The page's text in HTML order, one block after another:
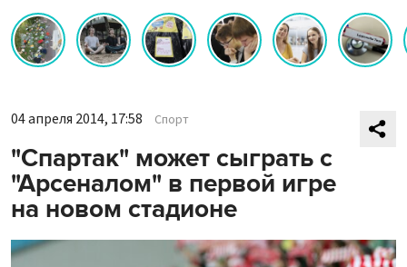
04 апреля 2014, 17:58 Спорт
"Спартак" может сыграть с
"Арсеналом" в первой игре
на новом стадионе